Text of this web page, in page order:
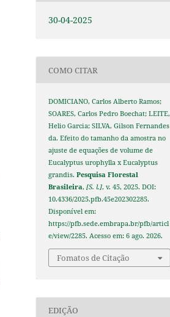
30-04-2025
COMO CITAR
DOMICIANO, Carlos Alberto Ramos;
SOARES, Carlos Pedro Boechat; LEITE,
Helio Garcia; SILVA, Gilson Fernandes
da. Efeito do tamanho da amostra no
ajuste de equações de volume de
Eucalyptus urophylla x Eucalyptus
grandis.Pesquisa Florestal
Brasileira,[S. l.], v. 45, 2025. DOI:
10.4336/2025.pfb.45e202302285.
Disponível em:
https://pfb.sede.embrapa.br/pfb/articl
e/view/2285. Acesso em: 6 ago. 2026.
Fomatos de Citação
EDIÇÃO